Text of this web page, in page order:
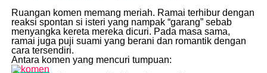
Ruangan komen memang meriah. Ramai terhibur dengan
reaksi spontan si isteri yang nampak “garang” sebab
menyangka kereta mereka dicuri. Pada masa sama,
ramai juga puji suami yang berani dan romantik dengan
cara tersendiri.
Antara komen yang mencuri tumpuan: